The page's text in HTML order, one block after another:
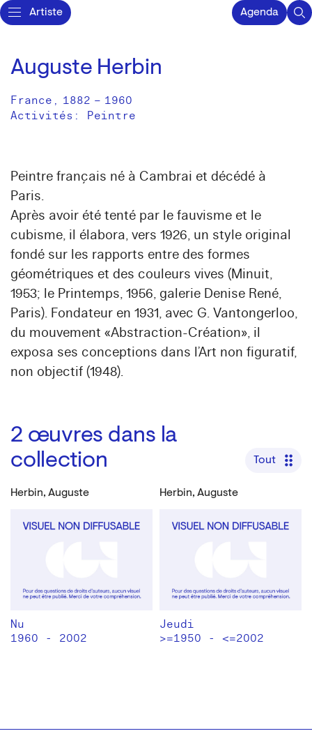
Artiste Agenda
Auguste Herbin
France , 1882 – 1960
Activités: Peintre
Peintre français né à Cambrai et décédé à
Paris.
Après avoir été tenté par le fauvisme et le
cubisme, il élabora, vers 1926, un style original
fondé sur les rapports entre des formes
géométriques et des couleurs vives (Minuit,
1953; le Printemps, 1956, galerie Denise René,
Paris). Fondateur en 1931, avec G. Vantongerloo,
du mouvement «Abstraction-Création», il
exposa ses conceptions dans l’Art non figuratif,
non objectif (1948).
2 œuvres dans la
collection
Tout
Herbin, Auguste
Nu
1960 - 2002
Herbin, Auguste
Jeudi
>=1950 - <=2002